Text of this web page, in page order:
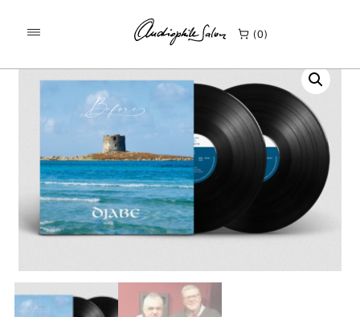
0
KEZDŐLAP TERMÉKEK / DJABE BEFORE 2LP